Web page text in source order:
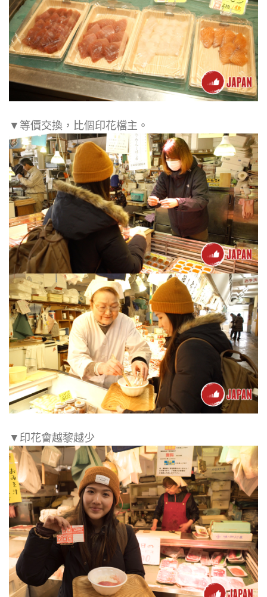
▼等價交換，比個印花檔主。
▼印花會越黎越少